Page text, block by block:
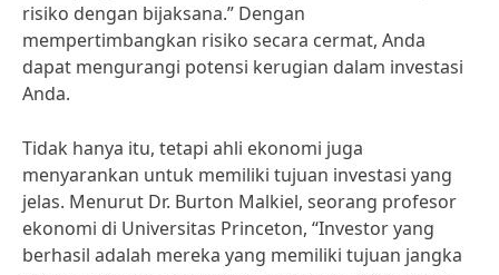
risiko dengan bijaksana.” Dengan
mempertimbangkan risiko secara cermat, Anda
dapat mengurangi potensi kerugian dalam investasi
Anda.
Tidak hanya itu, tetapi ahli ekonomi juga
menyarankan untuk memiliki tujuan investasi yang
jelas. Menurut Dr. Burton Malkiel, seorang profesor
ekonomi di Universitas Princeton, “Investor yang
berhasil adalah mereka yang memiliki tujuan jangka